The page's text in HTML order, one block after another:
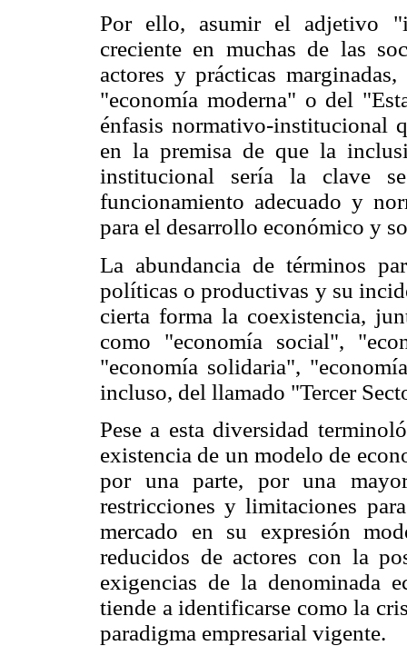
Por ello, asumir el adjetivo
creciente en muchas de las
actores y prácticas
"economía moderna" o del
énfasis normativo-institucional
en la premisa de que la
institucional sería la clave
funcionamiento adecuado y
para el desarrollo económico y
La abundancia de términos
políticas o productivas y su
cierta forma la coexistencia,
como "economía social",
"economía solidaria",
incluso, del llamado "Tercer
Pese a esta diversidad
existencia de un modelo de
por una parte, por una
restricciones y limitaciones
mercado en su expresión
reducidos de actores con la
exigencias de la denominada
tiende a identificarse como la
paradigma empresarial vigente.